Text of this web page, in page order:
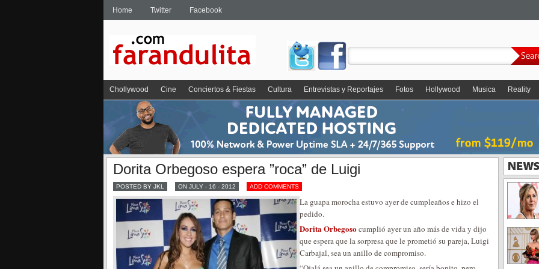
Home Twitter Facebook
Chollywood Cine Conciertos & Fiestas Cultura Entrevistas y Reportajes Fotos Hollywood Musica Reality
Dorita Orbegoso espera ”roca” de Luigi
POSTED BY JKL ON JULY - 16 - 2012 ADD COMMENTS
La guapa morocha estuvo ayer de cumpleaños e hizo el
pedido.
Dorita Orbegosocumplió ayer un año más de vida y dijo
que espera que la sorpresa que le prometió su pareja, Luigi
Carbajal, sea un anillo de compromiso.